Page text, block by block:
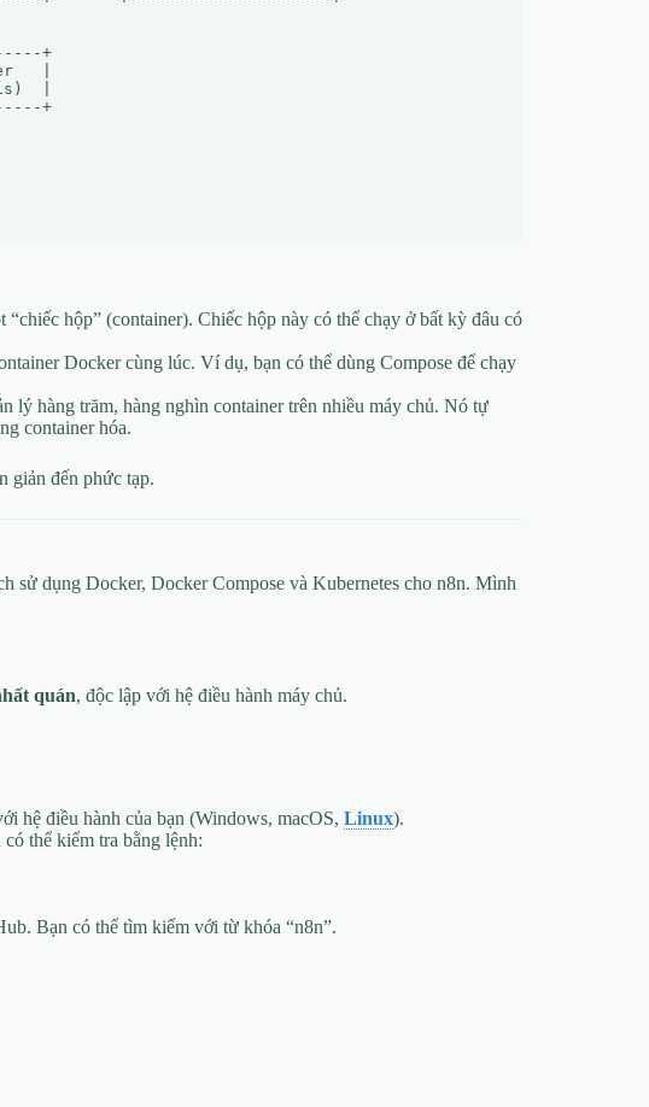
+
|
|
+
hộp” (container). Chiếc hộp này có thể chạy ở bất kỳ đâu có
Docker cùng lúc. Ví dụ, bạn có thể dùng Compose để chạy
lý hàng trăm, hàng nghìn container trên nhiều máy chủ. Nó tự
container hóa.
giản đến phức tạp.
sử dụng Docker, Docker Compose và Kubernetes cho n8n. Mình
quán, độc lập với hệ điều hành máy chủ.
hệ điều hành của bạn (Windows, macOS, Linux).
thể kiểm tra bằng lệnh:
Bạn có thể tìm kiếm với từ khóa “n8n”.